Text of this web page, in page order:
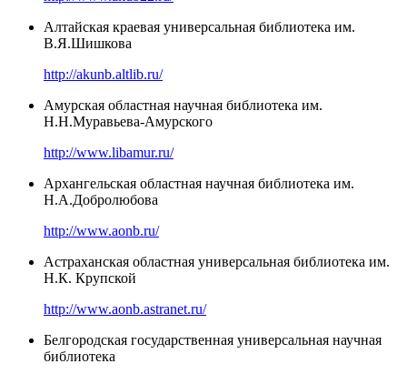
Алтайская краевая универсальная библиотека им.
В.Я.Шишкова
http://akunb.altlib.ru/
Амурская областная научная библиотека им.
Н.Н.Муравьева-Амурского
http://www.libamur.ru/
Архангельская областная научная библиотека им.
Н.А.Добролюбова
http://www.aonb.ru/
Астраханская областная универсальная библиотека им.
Н.К. Крупской
http://www.aonb.astranet.ru/
Белгородская государственная универсальная научная
библиотека